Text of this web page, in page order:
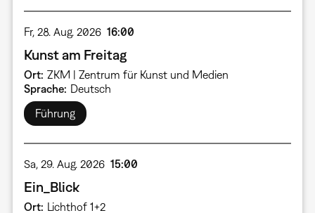
Fr, 28. Aug. 2026 16:00
Kunst am Freitag
Ort ZKM | Zentrum für Kunst und Medien
Sprache Deutsch
Führung
Sa, 29. Aug. 2026 15:00
Ein_Blick
Ort Lichthof 1+2